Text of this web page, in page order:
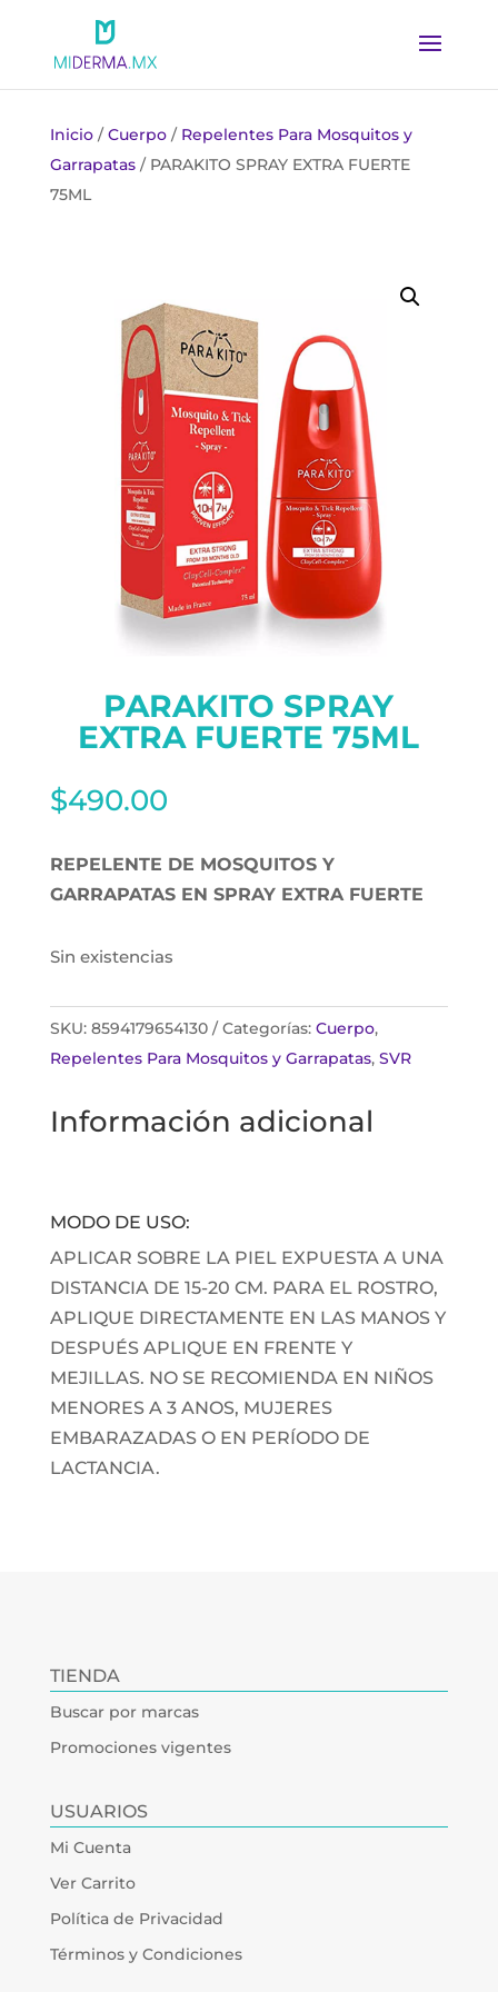
Inicio/Cuerpo/ Repelentes Para Mosquitos y
Garrapatas/ PARAKITO SPRAY EXTRA FUERTE
75ML
PARAKITO SPRAY
EXTRA FUERTE 75ML
$490.00
REPELENTE DE MOSQUITOS Y
GARRAPATAS EN SPRAY EXTRA FUERTE
Sin existencias
SKU: 8594179654130 Categorías: Cuerpo,
Repelentes Para Mosquitos y Garrapatas, SVR
Información adicional
MODO DE USO:
APLICAR SOBRE LA PIEL EXPUESTA A UNA
DISTANCIA DE 15-20 CM. PARA EL ROSTRO,
APLIQUE DIRECTAMENTE EN LAS MANOS Y
DESPUÉS APLIQUE EN FRENTE Y
MEJILLAS. NO SE RECOMIENDA EN NIÑOS
MENORES A 3 ANOS, MUJERES
EMBARAZADAS O EN PERÍODO DE
LACTANCIA.
TIENDA
Buscar por marcas
Promociones vigentes
USUARIOS
Mi Cuenta
Ver Carrito
Política de Privacidad
Términos y Condiciones